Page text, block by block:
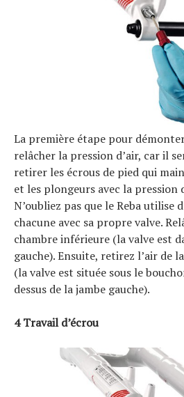
La première étape pour
relâcher la pression d’air, car il
retirer les écrous de pied qui
et les plongeurs avec la pression
N’oubliez pas que le Reba utilise
chacune avec sa propre valve.
chambre inférieure (la valve est
gauche). Ensuite, retirez l’air de
(la valve est située sous le
dessus de la jambe gauche).
4 Travail d’écrou
S
e
a
r
c
h
f
o
r